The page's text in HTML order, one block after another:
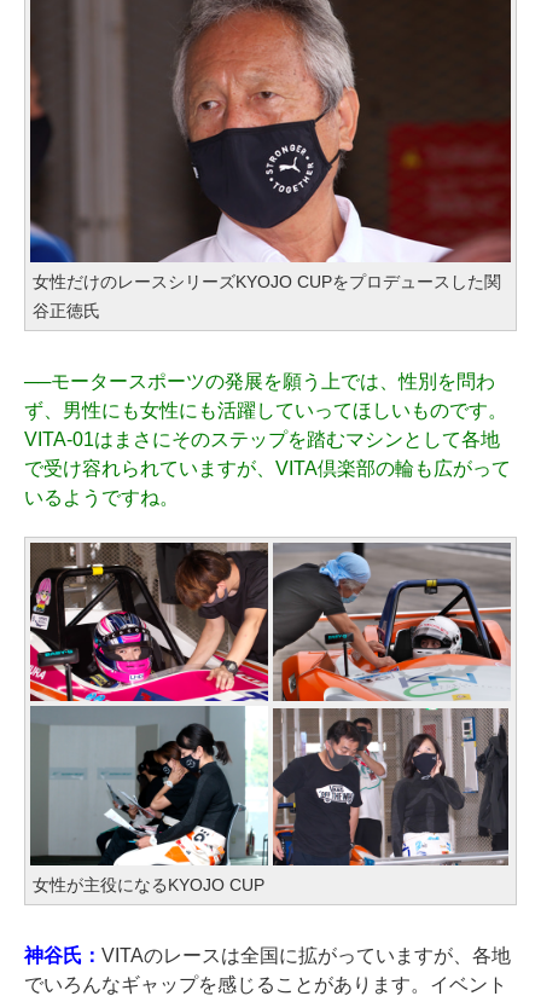
女性だけのレースシリーズKYOJO CUPをプロデュースした関
谷正徳氏
──モータースポーツの発展を願う上では、性別を問わ
ず、男性にも女性にも活躍していってほしいものです。
VITA-01はまさにそのステップを踏むマシンとして各地
で受け容れられていますが、VITA倶楽部の輪も広がって
いるようですね。
女性が主役になるKYOJO CUP
神谷氏： VITAのレースは全国に拡がっていますが、各地
でいろんなギャップを感じることがあります。イベント